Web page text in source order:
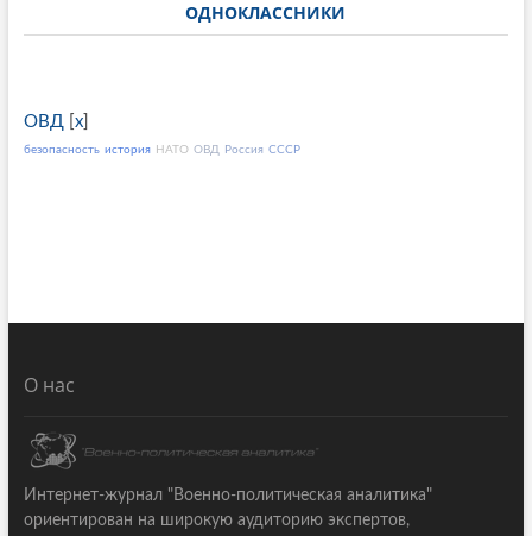
ОДНОКЛАССНИКИ
ОВД[ x]
безопасность история НАТО ОВД Россия СССР
О нас
Интернет-журнал "Военно-политическая аналитика"
ориентирован на широкую аудиторию экспертов,